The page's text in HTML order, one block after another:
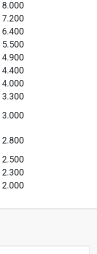
8.000
7.200
6.400
5.500
4.900
4.400
4.000
3.300
3.000
2.800
2.500
2.300
2.000